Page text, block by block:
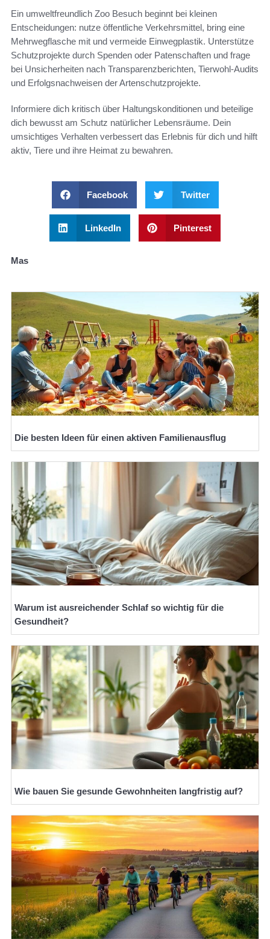
Ein umweltfreundlich Zoo Besuch beginnt bei kleinen
Entscheidungen: nutze öffentliche Verkehrsmittel, bring eine
Mehrwegflasche mit und vermeide Einwegplastik. Unterstütze
Schutzprojekte durch Spenden oder Patenschaften und frage
bei Unsicherheiten nach Transparenzberichten, Tierwohl-Audits
und Erfolgsnachweisen der Artenschutzprojekte.
Informiere dich kritisch über Haltungskonditionen und beteilige
dich bewusst am Schutz natürlicher Lebensräume. Dein
umsichtiges Verhalten verbessert das Erlebnis für dich und hilft
aktiv, Tiere und ihre Heimat zu bewahren.
Facebook Twitter
LinkedIn Pinterest
Mas
Die besten Ideen für einen aktiven Familienausflug
Warum ist ausreichender Schlaf so wichtig für die
Gesundheit?
Wie bauen Sie gesunde Gewohnheiten langfristig auf?